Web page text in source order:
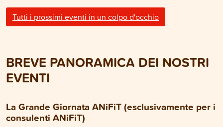
Tutti i prossimi eventi in un colpo d'occhio
BREVE PANORAMICA DEI NOSTRI
EVENTI
La Grande Giornata ANiFiT(esclusivamente per i
consulenti ANiFiT)